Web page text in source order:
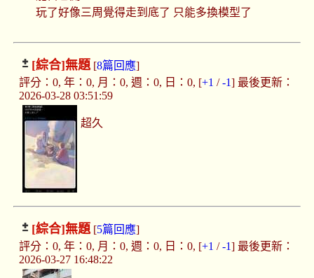
玩了好像三周覺得走到底了 只能多換模型了
[綜合]無題[8篇回應]
評分：0, 年：0, 月：0, 週：0, 日：0, [+1 /-1] 最後更新：
2026-03-28 03:51:59
超久
[綜合]無題[5篇回應]
評分：0, 年：0, 月：0, 週：0, 日：0, [+1 /-1] 最後更新：
2026-03-27 16:48:22